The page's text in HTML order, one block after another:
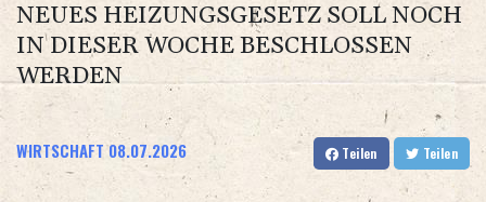
NEUES HEIZUNGSGESETZ SOLL NOCH
IN DIESER WOCHE BESCHLOSSEN
WERDEN
WIRTSCHAFT 08.07.2026 Teilen Teilen